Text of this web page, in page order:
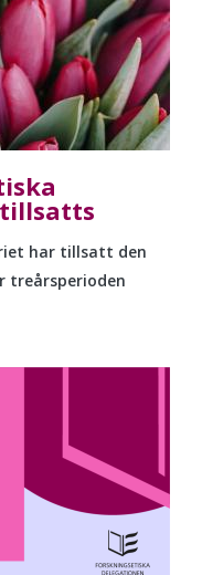
tillsatts
har tillsatt den
treårsperioden